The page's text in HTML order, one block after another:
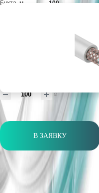
Бухта, м 100
18,30 руб.
м
В ЗАЯВКУ